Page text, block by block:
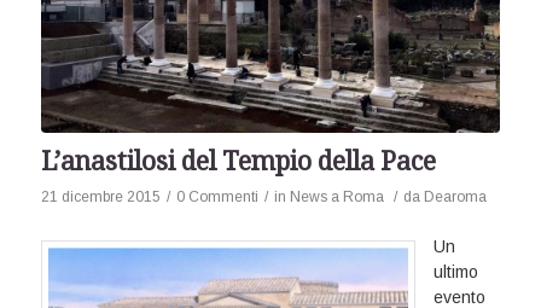
L’anastilosi del Tempio della Pace
21 dicembre 2015 / 0 Commenti / in News a Roma / da Dearoma
Un
ultimo
evento